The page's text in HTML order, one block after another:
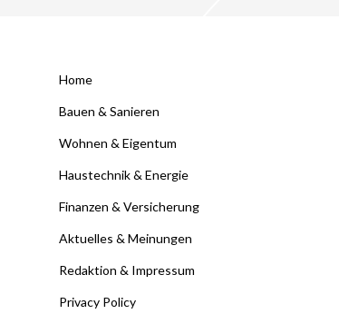
Home
Bauen & Sanieren
Wohnen & Eigentum
Haustechnik & Energie
Finanzen & Versicherung
Aktuelles & Meinungen
Redaktion & Impressum
Privacy Policy